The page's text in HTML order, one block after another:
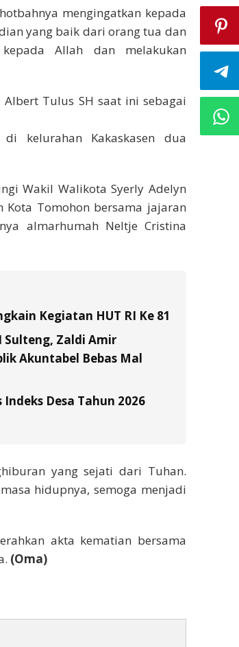
mengingatkan kepada
yang baik dari orang tua dan
Allah dan melakukan
Tulus SH saat ini sebagai
kelurahan Kakaskasen dua
Wakil Walikota Syerly Adelyn
Tomohon bersama jajaran
almarhumah Neltje Cristina
Kegiatan HUT RI Ke 81
Sulteng, Zaldi Amir
Akuntabel Bebas Mal
Desa Tahun 2026
yang sejati dari Tuhan.
hidupnya, semoga menjadi
akta kematian bersama
(Oma)